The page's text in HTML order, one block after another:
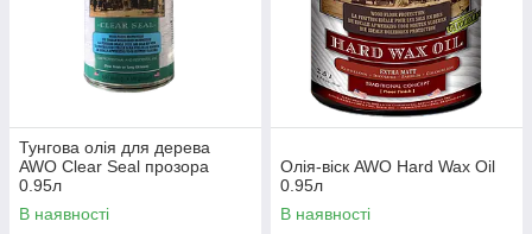
Тунгова олія для дерева
AWO Clear Seal прозора
0.95л
В наявності
Олія-віск AWO Hard Wax Oil
0.95л
В наявності